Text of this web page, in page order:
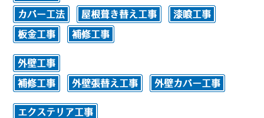
カバー工法 屋根葺き替え工事 漆喰工事
板金工事 補修工事
外壁工事
補修工事 外壁張替え工事 外壁カバー工事
エクステリア工事